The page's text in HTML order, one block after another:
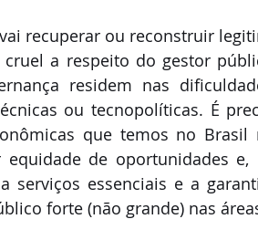
recuperar ou reconstruir
cruel a respeito do gestor
residem nas
ou tecnopolíticas. É
que temos no
equidade de oportunidades
serviços essenciais e a
forte (não grande) nas